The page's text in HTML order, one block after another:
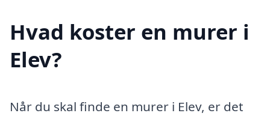
Hvad koster en murer i
Elev?
Når du skal finde en murer i Elev, er det